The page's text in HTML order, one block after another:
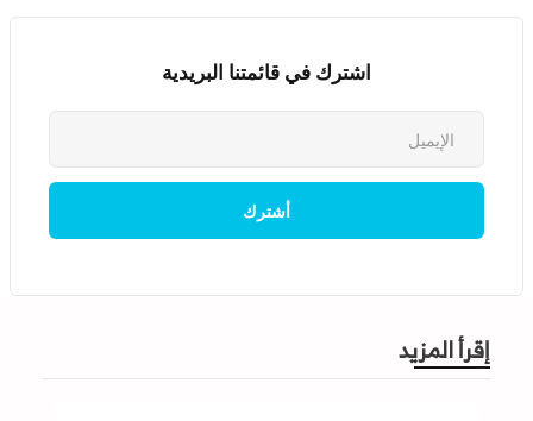
اشترك في قائمتنا البريدية
إقرأ المزيد